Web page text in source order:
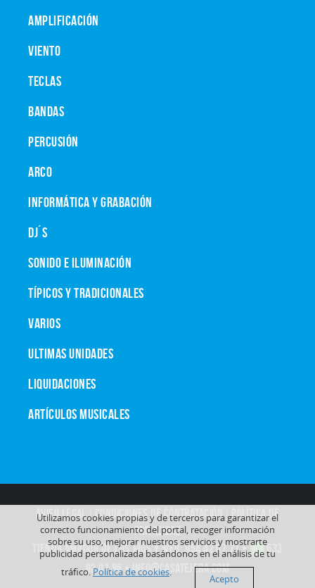
AMPLIFICACIÓN
VIENTO
TECLAS
BANDAS
PERCUSIÓN
ARCO
INFORMÁTICA Y GRABACIÓN
DJ´S
SONIDO E ILUMINACIÓN
TÍPICOS Y TRADICIONALES
VARIOS
ULTIMAS UNIDADES
LIQUIDACIONES
ARTÍCULOS MUSICALES
AVISO LEGAL | CONDICIONES DE CONTRATACIÓN | POLÍTICA DE
PRIVACIDAD
TIENDA AMADOR DE LOS RÍOS y WEB:954 42 67 71•
633
92 01 86•info@casatejera.com
Utilizamos cookies propias y de terceros para garantizar el
correcto funcionamiento del portal, recoger información
sobre su uso, mejorar nuestros servicios y mostrarte
publicidad personalizada basándonos en el análisis de tu
tráfico. Política de cookies.
Acepto